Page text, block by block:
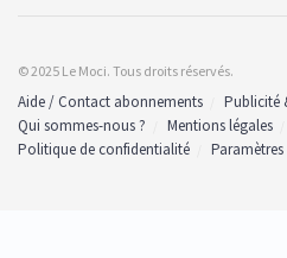
© 2025 Le Moci. Tous droits réservés.
Aide / Contact abonnements
Publicité
Qui sommes-nous ?
Mentions légales
Politique de confidentialité